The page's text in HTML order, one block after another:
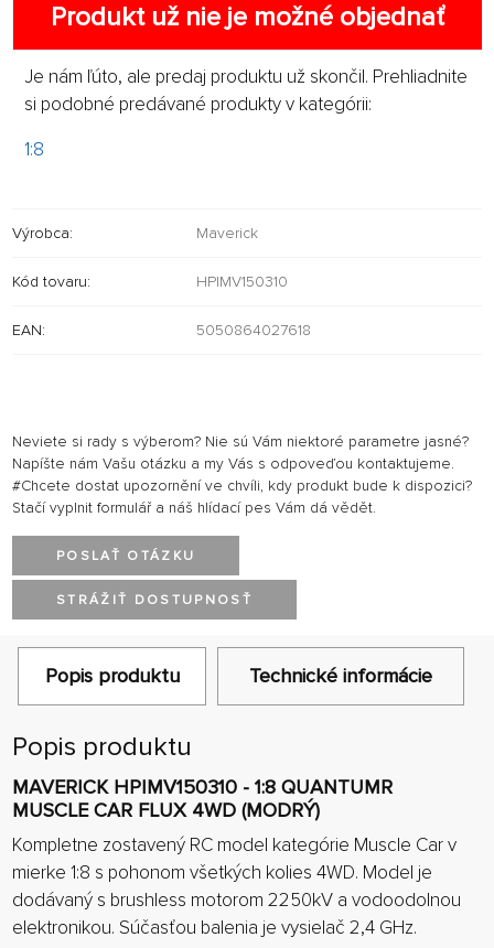
Produkt už nie je možné objednať
Je nám ľúto, ale predaj produktu už skončil. Prehliadnite
si podobné predávané produkty v kategórii:
1:8
Výrobca: Maverick
Kód tovaru: HPIMV150310
EAN: 5050864027618
Neviete si rady s výberom? Nie sú Vám niektoré parametre jasné?
Napíšte nám Vašu otázku a my Vás s odpoveďou kontaktujeme.
#Chcete dostat upozornění ve chvíli, kdy produkt bude k dispozici?
Stačí vyplnit formulář a náš hlídací pes Vám dá vědět.
POSLAŤ OTÁZKU
STRÁŽIŤ DOSTUPNOSŤ
Popis produktu Technické informácie
Popis produktu
MAVERICK HPIMV150310 - 1:8 QUANTUMR
MUSCLE CAR FLUX 4WD (MODRÝ)
Kompletne zostavený RC model kategórie Muscle Car v
mierke 1:8 s pohonom všetkých kolies 4WD. Model je
dodávaný s brushless motorom 2250kV a vodoodolnou
elektronikou. Súčasťou balenia je vysielač 2,4 GHz.